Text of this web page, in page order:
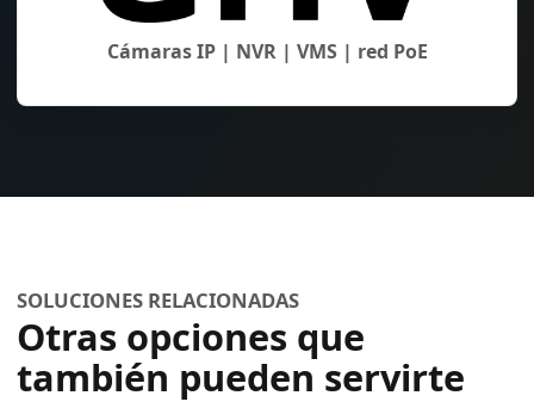
Cámaras IP | NVR | VMS | red PoE
SOLUCIONES RELACIONADAS
Otras opciones que
también pueden servirte